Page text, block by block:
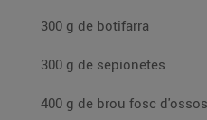
300 g de botifarra
300 g de sepionetes
400 g de brou fosc